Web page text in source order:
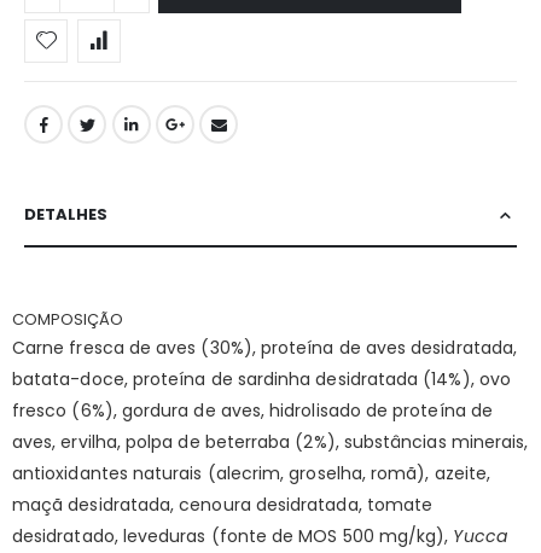
DETALHES
COMPOSIÇÃO
Carne fresca de aves (30%), proteína de aves desidratada,
batata-doce, proteína de sardinha desidratada (14%), ovo
fresco (6%), gordura de aves, hidrolisado de proteína de
aves, ervilha, polpa de beterraba (2%), substâncias minerais,
antioxidantes naturais (alecrim, groselha, romã), azeite,
maçã desidratada, cenoura desidratada, tomate
desidratado, leveduras (fonte de MOS 500 mg/kg), Yucca